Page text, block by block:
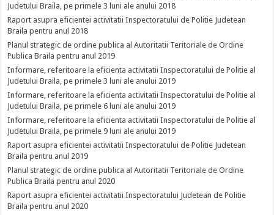
Judetului Braila, pe primele 3 luni ale anului 2018
Raport asupra eficientei activitatii Inspectoratului de Politie Judetean
Braila pentru anul 2018
Planul strategic de ordine publica al Autoritatii Teritoriale de Ordine
Publica Braila pentru anul 2019
Informare, referitoare la eficienta activitatii Inspectoratului de Politie al
Judetului Braila, pe primele 3 luni ale anului 2019
Informare, referitoare la eficienta activitatii Inspectoratului de Politie al
Judetului Braila, pe primele 6 luni ale anului 2019
Informare, referitoare la eficienta activitatii Inspectoratului de Politie al
Judetului Braila, pe primele 9 luni ale anului 2019
Raport asupra eficientei activitatii Inspectoratului de Politie Judetean
Braila pentru anul 2019
Planul strategic de ordine publica al Autoritatii Teritoriale de Ordine
Publica Braila pentru anul 2020
Raport asupra eficientei activitatii Inspectoratului Judetean de Politie
Braila pentru anul 2020